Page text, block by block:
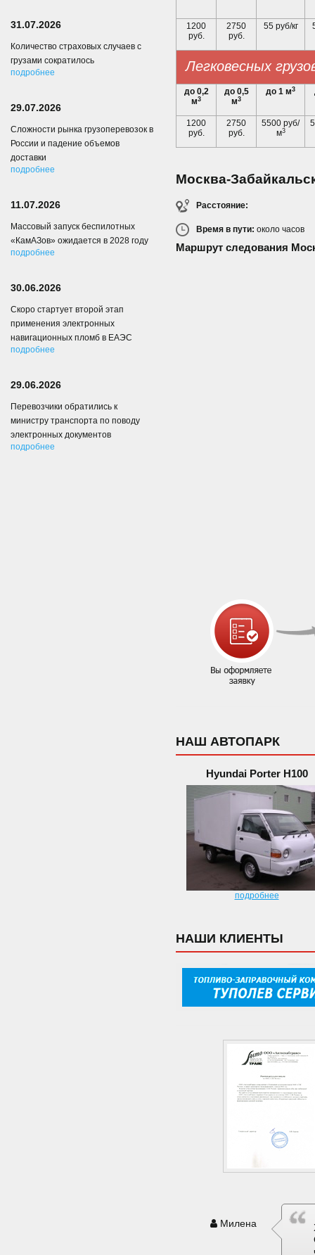
1200
руб.
2750
руб.
55 руб/кг
Легковесных
до 0,2
м3
до 0,5
м3
до 1 м3
1200
руб.
2750
руб.
5500 руб/
м3
Москва-
Расстояние:
Время в пути: около часов
Маршрут следования
НАШ АВТОПАРК
Hyundai Porter H100
подробнее
НАШИ КЛИЕНТЫ
Милена
31.07.2026
Количество страховых случаев с
грузами сократилось
подробнее
29.07.2026
Сложности рынка грузоперевозок в
России и падение объемов
доставки
подробнее
11.07.2026
Массовый запуск беспилотных
«КамАЗов» ожидается в 2028 году
подробнее
30.06.2026
Скоро стартует второй этап
применения электронных
навигационных пломб в ЕАЭС
подробнее
29.06.2026
Перевозчики обратились к
министру транспорта по поводу
электронных документов
подробнее